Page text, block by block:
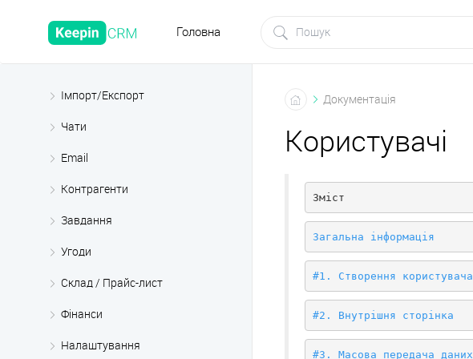
Головна
Імпорт/Експорт
Чати
Email
Контрагенти
Завдання
Угоди
Склад / Прайс-лист
Фінанси
Налаштування
Документація
Користувачі
Зміст
Загальна інформація
#1. Створення користувача
#2. Внутрішня сторінка
#3. Масова передача даних